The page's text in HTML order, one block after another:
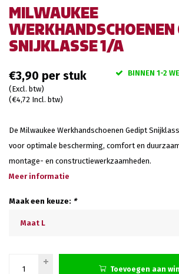
MILWAUKEE
WERKHANDSCHOENEN
SNIJKLASSE 1/A
€3,90
(Excl. btw)
(€4,72 Incl. btw)
BINNEN 1-2
De Milwaukee Werkhandschoenen Gedipt
voor optimale bescherming, comfort en
montage- en constructiewerkzaamheden.
Meer informatie
Maak een keuze: *
Maat L
Toevoegen aan